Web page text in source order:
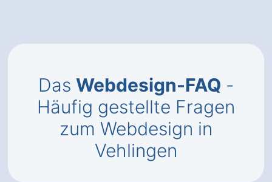
Das Webdesign-FAQ -
Häufig gestellte Fragen
zum Webdesign in
Vehlingen